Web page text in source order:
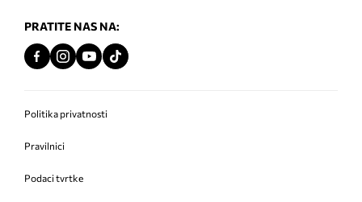
PRATITE NAS NA:
Politika privatnosti
Pravilnici
Podaci tvrtke